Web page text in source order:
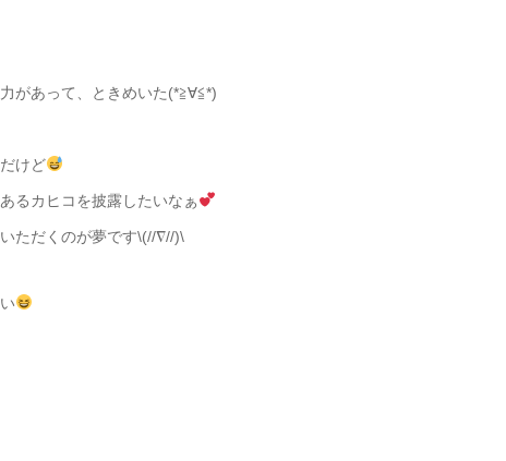
があって、ときめいた(*≧∀≦*)
けど
るカヒコを披露したいなぁ
ただくのが夢です\(//∇//)\